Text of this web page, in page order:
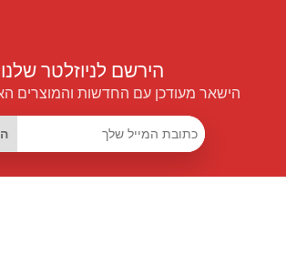
הירשם לניוזלטר שלנו
הישאר מעודכן עם החדשות והמוצרים